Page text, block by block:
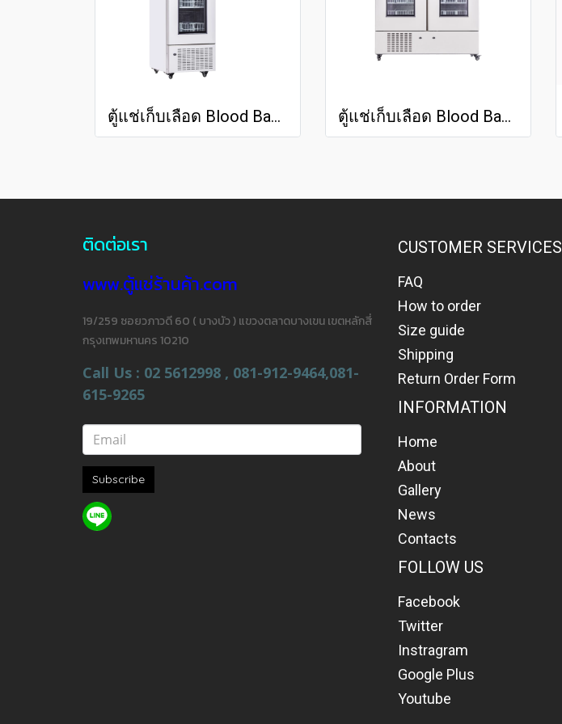
ตู้แช่เก็บเลือด Blood Bank Refrigerator MED -BO 4V210 ตู้แช่เก็บเลือด Blood Bank Refrigerator MED -BO 4V660
ติดต่อเรา
www.ตู้แช่ร้านค้า.com
19/259 ซอยวภาวดี 60 ( บางบัว ) แขวงตลาดบางเขน เขตหลักสี่
กรุงเทพมหานคร 10210
Call Us : 02 5612998 , 081-912-9464,081-
615-9265
Subscribe
CUSTOMER SERVICES
FAQ
How to order
Size guide
Shipping
Return Order Form
INFORMATION
Home
About
Gallery
News
Contacts
FOLLOW US
Facebook
Twitter
Instragram
Google Plus
Youtube